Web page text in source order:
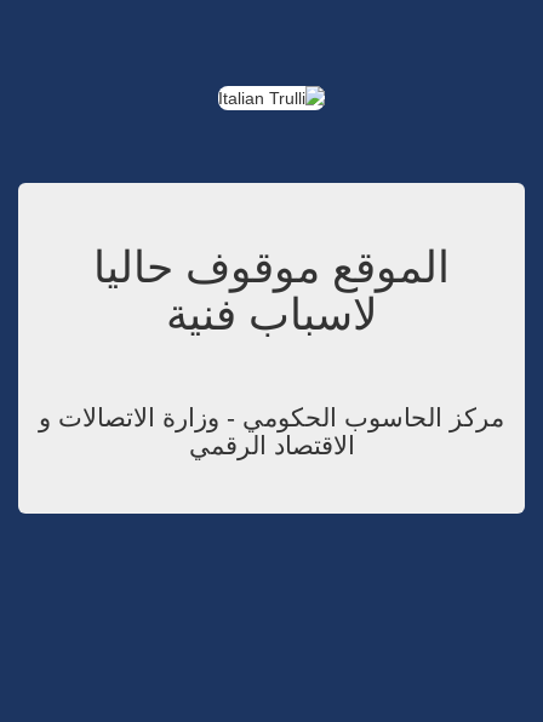
الموقع موقوف حاليا
لاسباب فنية
مركز الحاسوب الحكومي - وزارة الاتصالات و
الاقتصاد الرقمي